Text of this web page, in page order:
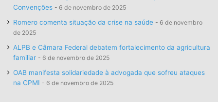
Convenções
6 de novembro de 2025
Romero comenta situação da crise na saúde
6 de novembro
de 2025
ALPB e Câmara Federal debatem fortalecimento da agricultura
familiar
6 de novembro de 2025
OAB manifesta solidariedade à advogada que sofreu ataques
na CPMI
6 de novembro de 2025